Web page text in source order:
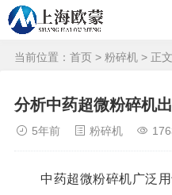
当前位置： 首页 > 粉碎机 > 正
分析中药超微粉碎机
5年前 粉碎机
中药超微粉碎机广泛用